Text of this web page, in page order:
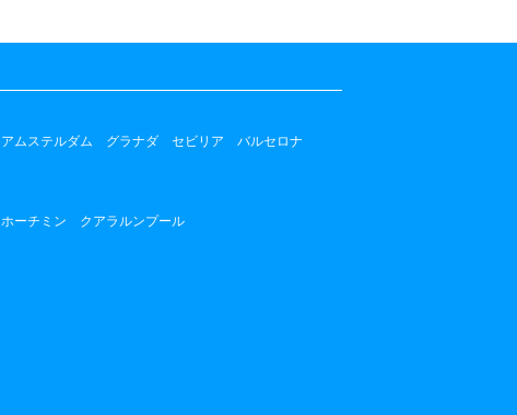
アムステルダム グラナダ セビリア
バルセロナ
ホーチミン クアラルンプール